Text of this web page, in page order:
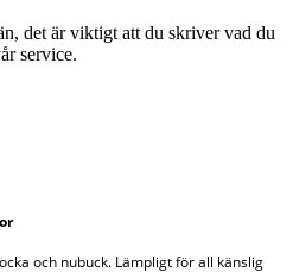
det är viktigt att du skriver vad du
service.
och nubuck. Lämpligt för all känslig